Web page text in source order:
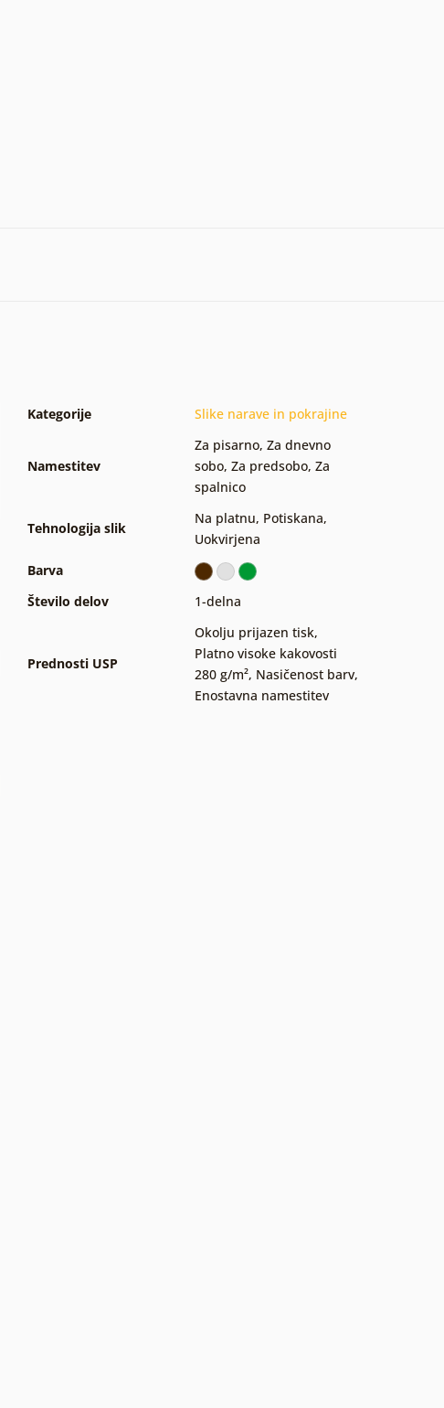
Kategorije Slike narave in pokrajine
Namestitev
Za pisarno, Za dnevno
sobo, Za predsobo, Za
spalnico
Tehnologija slik
Na platnu, Potiskana,
Uokvirjena
Barva
Število delov
1-delna
Prednosti USP
Okolju prijazen tisk,
Platno visoke kakovosti
280 g/m², Nasičenost barv,
Enostavna namestitev